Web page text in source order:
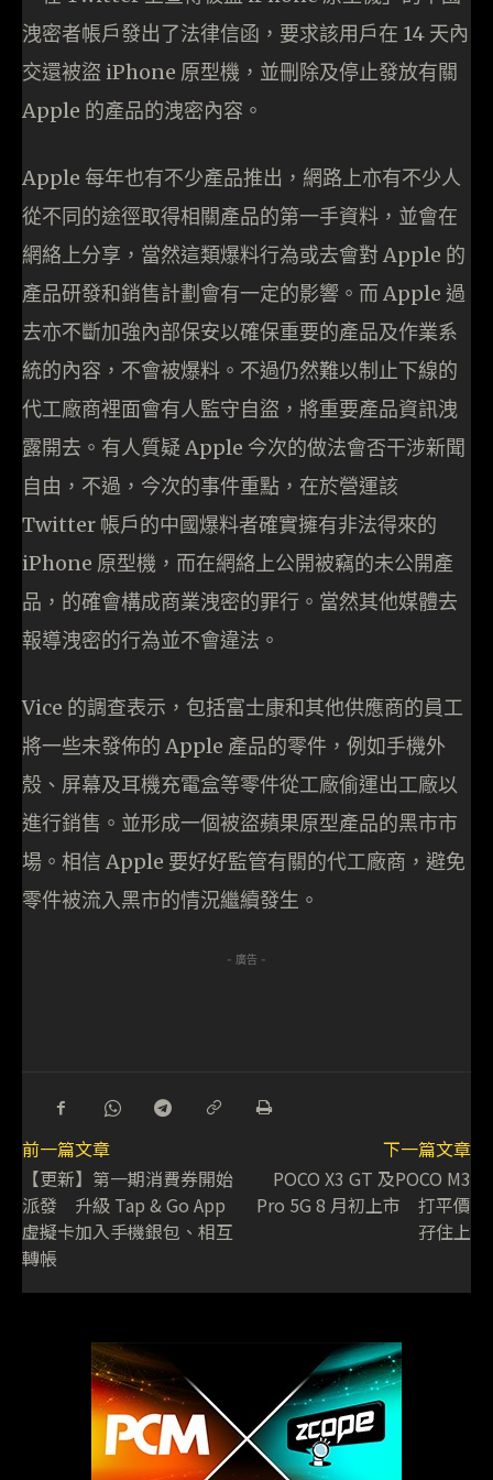
洩密者帳戶發出了法律信函，要求該用戶在 14 天內
交還被盜 iPhone 原型機，並刪除及停止發放有關
Apple 的產品的洩密內容。
Apple 每年也有不少產品推出，網路上亦有不少人
從不同的途徑取得相關產品的第一手資料，並會在
網絡上分享，當然這類爆料行為或去會對 Apple 的
產品研發和銷售計劃會有一定的影響。而 Apple 過
去亦不斷加強內部保安以確保重要的產品及作業系
統的內容，不會被爆料。不過仍然難以制止下線的
代工廠商裡面會有人監守自盜，將重要產品資訊洩
露開去。有人質疑 Apple 今次的做法會否干涉新聞
自由，不過，今次的事件重點，在於營運該
Twitter 帳戶的中國爆料者確實擁有非法得來的
iPhone 原型機，而在網絡上公開被竊的未公開產
品，的確會構成商業洩密的罪行。當然其他媒體去
報導洩密的行為並不會違法。
Vice 的調查表示，包括富士康和其他供應商的員工
將一些未發佈的 Apple 產品的零件，例如手機外
殼、屏幕及耳機充電盒等零件從工廠偷運出工廠以
進行銷售。並形成一個被盜蘋果原型產品的黑市市
場。相信 Apple 要好好監管有關的代工廠商，避免
零件被流入黑市的情況繼續發生。
- 廣告 -
前一篇文章
【更新】第一期消費券開始
派發 升級 Tap & Go App
虛擬卡加入手機銀包、相互
轉帳
下一篇文章
POCO X3 GT 及POCO M3
Pro 5G 8 月初上市 打平價
孖住上